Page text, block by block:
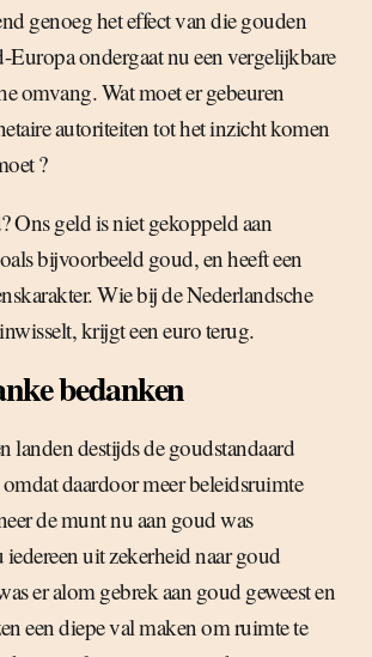
genoeg het effect van die gouden
Europa ondergaat nu een vergelijkbare
omvang. Wat moet er gebeuren
autoriteiten tot het inzicht komen
?
Ons geld is niet gekoppeld aan
bijvoorbeeld goud, en heeft een
Wie bij de Nederlandsche
krijgt een euro terug.
bedanken
landen destijds de goudstandaard
daardoor meer beleidsruimte
de munt nu aan goud was
uit zekerheid naar goud
er alom gebrek aan goud geweest en
een diepe val maken om ruimte te